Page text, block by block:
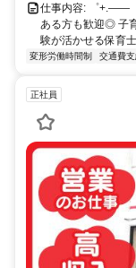
仕事内容: ゜
ある方も歓迎◎ 子
験が活かせる保育
変形労働時間制 交通費
正社員